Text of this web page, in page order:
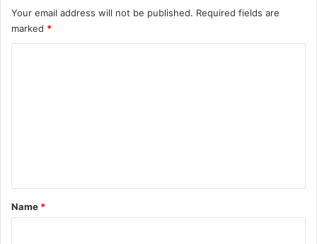
Your email address will not be published. Required fields are
marked *
*
Name *